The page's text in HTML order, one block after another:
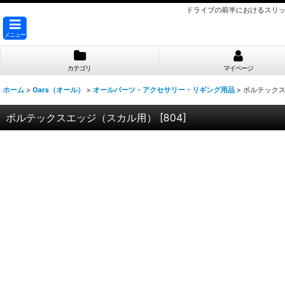
ドライブの前半におけるスリ
メニュー
カテゴリ マイページ
ホーム > Oars（オール） > オールパーツ・アクセサリー・リギング用品 > ボルテック
ボルテックスエッジ（スカル用） [804]